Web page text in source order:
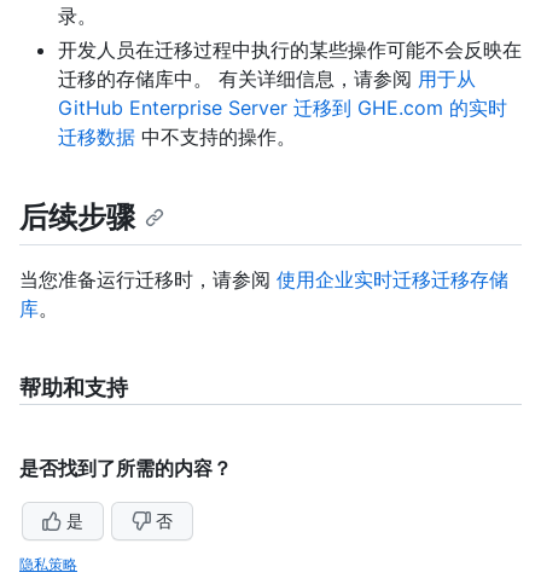
录。
开发人员在迁移过程中执行的某些操作可能不会反映在
迁移的存储库中。 有关详细信息，请参阅 用于从
GitHub Enterprise Server 迁移到 GHE.com 的实时
迁移数据 中不支持的操作。
后续步骤
当您准备运行迁移时，请参阅 使用企业实时迁移迁移存储
库。
帮助和支持
是否找到了所需的内容？
是 否
隐私策略